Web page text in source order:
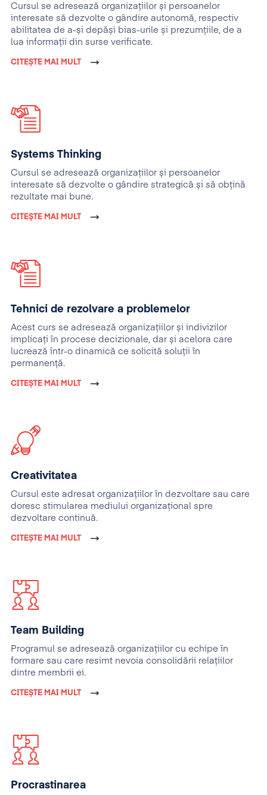
Cursul se adresează organizațiilor și persoanelor
interesate să dezvolte o gândire autonomă, respectiv
abilitatea de a-și depăși bias-urile și prezumțiile, de a
lua informații din surse verificate.
CITEȘTE MAI MULT
Systems Thinking
Cursul se adresează organizațiilor și persoanelor
interesate să dezvolte o gândire strategică și să obțină
rezultate mai bune.
CITEȘTE MAI MULT
Tehnici de rezolvare a problemelor
Acest curs se adresează organizațiilor și indivizilor
implicați în procese decizionale, dar și acelora care
lucrează într-o dinamică ce solicită soluții în
permanență.
CITEȘTE MAI MULT
Creativitatea
Cursul este adresat organizaţiilor în dezvoltare sau care
doresc stimularea mediului organizaţional spre
dezvoltare continuă.
CITEȘTE MAI MULT
Team Building
Programul se adresează organizaţiilor cu echipe în
formare sau care resimt nevoia consolidării relaţiilor
dintre membrii ei.
CITEȘTE MAI MULT
Procrastinarea